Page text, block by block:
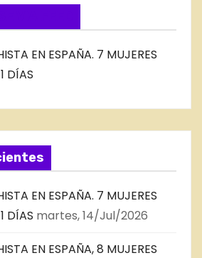
EN ESPAÑA. 7 MUJERES
DÍAS
EN ESPAÑA. 7 MUJERES
DÍAS martes, 14/Jul/2026
EN ESPAÑA, 8 MUJERES